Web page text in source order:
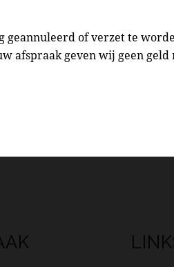
of verzet te
afspraak geven wij geen